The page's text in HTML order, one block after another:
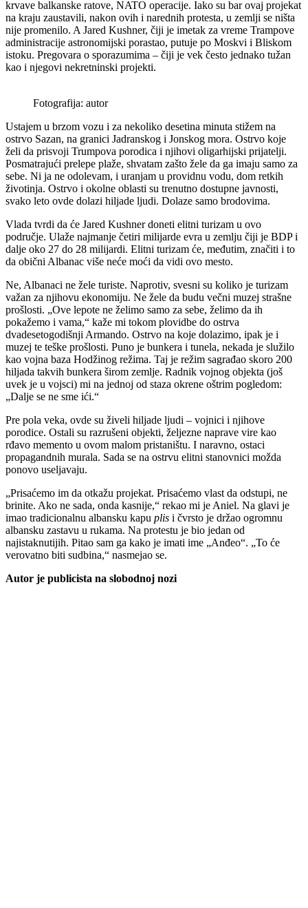
krvave balkanske ratove, NATO operacije. Iako su bar ovaj projekat
na kraju zaustavili, nakon ovih i narednih protesta, u zemlji se ništa
nije promenilo. A Jared Kushner, čiji je imetak za vreme Trampove
administracije astronomijski porastao, putuje po Moskvi i Bliskom
istoku. Pregovara o sporazumima – čiji je vek često jednako tužan
kao i njegovi nekretninski projekti.
Fotografija: autor
Ustajem u brzom vozu i za nekoliko desetina minuta stižem na
ostrvo Sazan, na granici Jadranskog i Jonskog mora. Ostrvo koje
želi da prisvoji Trumpova porodica i njihovi oligarhijski prijatelji.
Posmatrajući prelepe plaže, shvatam zašto žele da ga imaju samo za
sebe. Ni ja ne odolevam, i uranjam u providnu vodu, dom retkih
životinja. Ostrvo i okolne oblasti su trenutno dostupne javnosti,
svako leto ovde dolazi hiljade ljudi. Dolaze samo brodovima.
Vlada tvrdi da će Jared Kushner doneti elitni turizam u ovo
područje. Ulaže najmanje četiri milijarde evra u zemlju čiji je BDP i
dalje oko 27 do 28 milijardi. Elitni turizam će, međutim, značiti i to
da obični Albanac više neće moći da vidi ovo mesto.
Ne, Albanaci ne žele turiste. Naprotiv, svesni su koliko je turizam
važan za njihovu ekonomiju. Ne žele da budu večni muzej strašne
prošlosti. „Ove lepote ne želimo samo za sebe, želimo da ih
pokažemo i vama,“ kaže mi tokom plovidbe do ostrva
dvadesetogodišnji Armando. Ostrvo na koje dolazimo, ipak je i
muzej te teške prošlosti. Puno je bunkera i tunela, nekada je služilo
kao vojna baza Hodžinog režima. Taj je režim sagrađao skoro 200
hiljada takvih bunkera širom zemlje. Radnik vojnog objekta (još
uvek je u vojsci) mi na jednoj od staza okrene oštrim pogledom:
„Dalje se ne sme ići.“
Pre pola veka, ovde su živeli hiljade ljudi – vojnici i njihove
porodice. Ostali su razrušeni objekti, željezne naprave vire kao
rđavo memento u ovom malom pristaništu. I naravno, ostaci
propagandnih murala. Sada se na ostrvu elitni stanovnici možda
ponovo useljavaju.
„Prisaćemo im da otkažu projekat. Prisaćemo vlast da odstupi, ne
brinite. Ako ne sada, onda kasnije,“ rekao mi je Aniel. Na glavi je
imao tradicionalnu albansku kapu plis i čvrsto je držao ogromnu
albansku zastavu u rukama. Na protestu je bio jedan od
najistaknutijih. Pitao sam ga kako je imati ime „Anđeo“. „To će
verovatno biti sudbina,“ nasmejao se.
Autor je publicista na slobodnoj nozi